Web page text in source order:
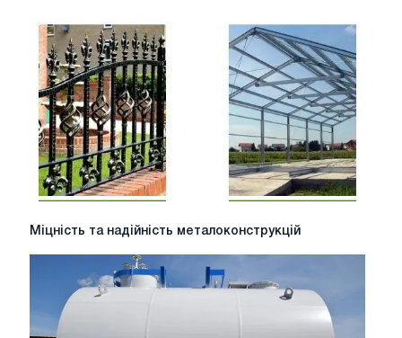
огорожі
від
компанії
Бона
Трейд
Міцність
металоконструкцій
Міцність та надійність металоконструкцій